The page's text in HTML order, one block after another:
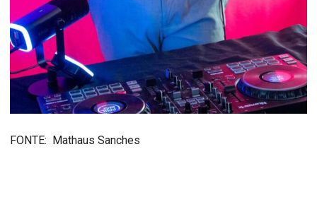
FONTE: Mathaus Sanches